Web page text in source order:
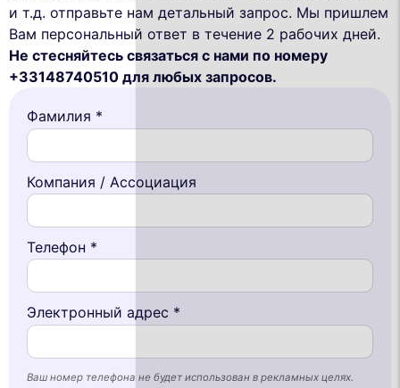
и т.д. отправьте нам детальный запрос. Мы пришлем
Вам персональный ответ в течение 2 рабочих дней.
Не стесняйтесь связаться с нами по номеру
+33148740510 для любых запросов.
Фамилия *
Компания / Ассоциация
Телефон *
Электронный адрес *
Ваш номер телефона не будет использован в рекламных целях.